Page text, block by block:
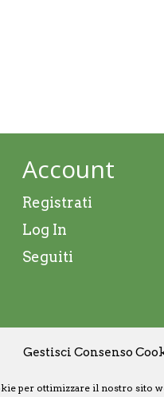
Gestisci Consenso
per ottimizzare il nostro sito
Account
Registrati
Log In
Seguiti